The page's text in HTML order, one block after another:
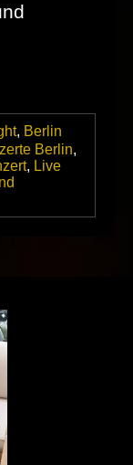
, Berlin
Berlin,
, Live